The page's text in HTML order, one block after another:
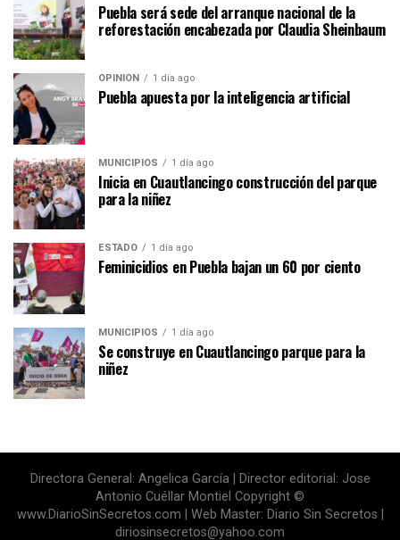
Puebla será sede del arranque nacional de la
reforestación encabezada por Claudia Sheinbaum
OPINIÓN 1 día ago
Puebla apuesta por la inteligencia artificial
MUNICIPIOS 1 día ago
Inicia en Cuautlancingo construcción del parque
para la niñez
ESTADO 1 día ago
Feminicidios en Puebla bajan un 60 por ciento
MUNICIPIOS 1 día ago
Se construye en Cuautlancingo parque para la
niñez
Directora General: Angelica García | Director editorial: Jose
Antonio Cuéllar Montiel Copyright ©
www.DiarioSinSecretos.com | Web Master: Diario Sin Secretos |
diriosinsecretos@yahoo.com